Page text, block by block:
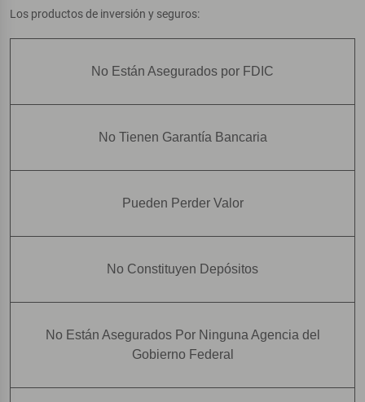
Los productos de inversión y seguros:
No Están Asegurados por FDIC
No Tienen Garantía Bancaria
Pueden Perder Valor
No Constituyen Depósitos
No Están Asegurados Por Ninguna Agencia del
Gobierno Federal